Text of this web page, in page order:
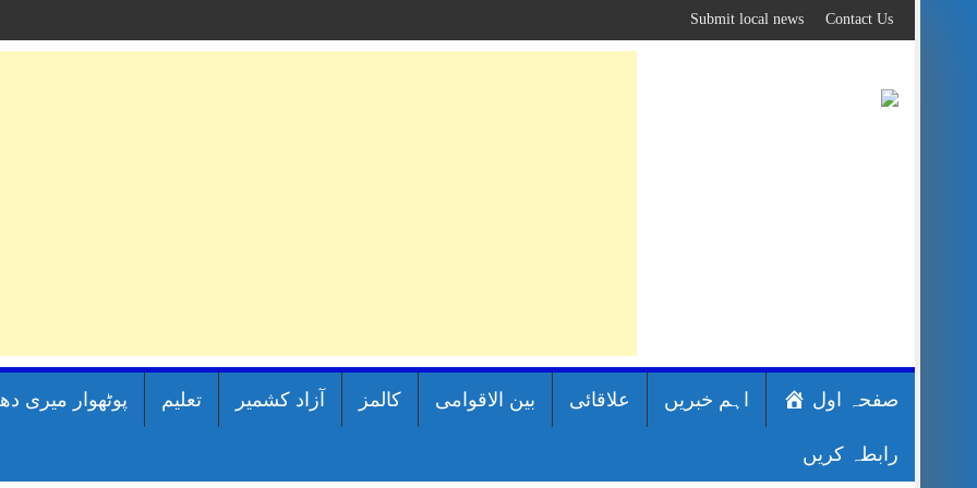
to
content
Contact Us
Submit local news
صفحہ اول اہم خبریں علاقائی بین الاقوامی کالمز آزاد کشمیر تعلیم پوٹھوار میری
رابطہ کریں